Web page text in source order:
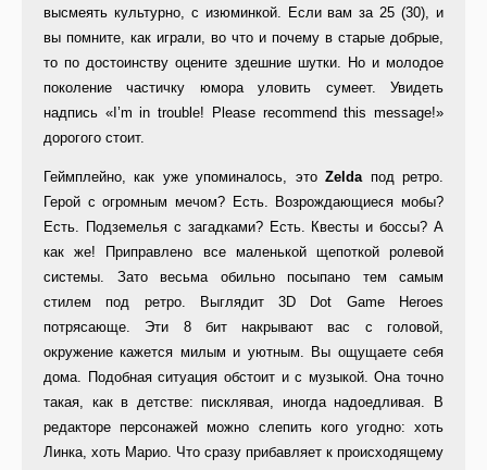
высмеять культурно, с изюминкой. Если вам за 25 (30), и
вы помните, как играли, во что и почему в старые добрые,
то по достоинству оцените здешние шутки. Но и молодое
поколение частичку юмора уловить сумеет. Увидеть
надпись «I’m in trouble! Please recommend this message!»
дорогого стоит.
Геймплейно, как уже упоминалось, этоZelda под ретро.
Герой с огромным мечом? Есть. Возрождающиеся мобы?
Есть. Подземелья с загадками? Есть. Квесты и боссы? А
как же! Приправлено все маленькой щепоткой ролевой
системы. Зато весьма обильно посыпано тем самым
стилем под ретро. Выглядит 3D Dot Game Heroes
потрясающе. Эти 8 бит накрывают вас с головой,
окружение кажется милым и уютным. Вы ощущаете себя
дома. Подобная ситуация обстоит и с музыкой. Она точно
такая, как в детстве: писклявая, иногда надоедливая. В
редакторе персонажей можно слепить кого угодно: хоть
Линка, хоть Марио. Что сразу прибавляет к происходящему